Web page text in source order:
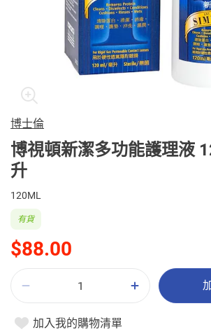
博士倫
博視頓新潔多功能護理液
升
120ML
$88.00
有貨
加入我的購物清單